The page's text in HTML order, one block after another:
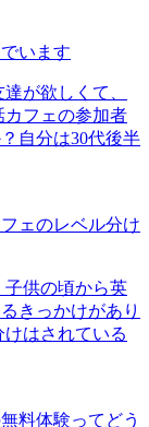
います
が欲しくて、
フェの参加者
自分は30代後半
ェのレベル分け
供の頃から英
きっかけがあり
はされている
料体験ってどう